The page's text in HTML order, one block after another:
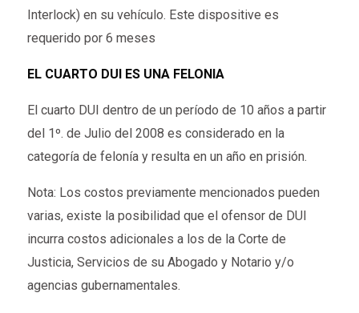
Interlock) en su vehículo. Este dispositive es
requerido por 6 meses
EL CUARTO DUI ES UNA FELONIA
El cuarto DUI dentro de un período de 10 años a partir
del 1º. de Julio del 2008 es considerado en la
categoría de felonía y resulta en un año en prisión.
Nota: Los costos previamente mencionados pueden
varias, existe la posibilidad que el ofensor de DUI
incurra costos adicionales a los de la Corte de
Justicia, Servicios de su Abogado y Notario y/o
agencias gubernamentales.